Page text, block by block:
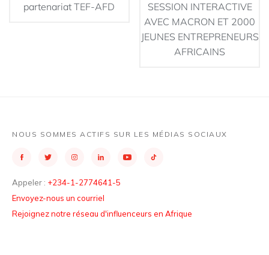
partenariat TEF-AFD
SESSION INTERACTIVE
AVEC MACRON ET 2000
JEUNES ENTREPRENEURS
AFRICAINS
NOUS SOMMES ACTIFS SUR LES MÉDIAS SOCIAUX
Appeler : +234-1-2774641-5
Envoyez-nous un courriel
Rejoignez notre réseau d'influenceurs en Afrique